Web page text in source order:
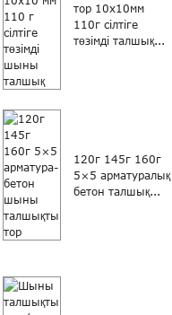
тор 10x10мм
110г сілтіге
төзімді талшық...
120г 145г 160г
5×5 арматуралық
бетон талшық...